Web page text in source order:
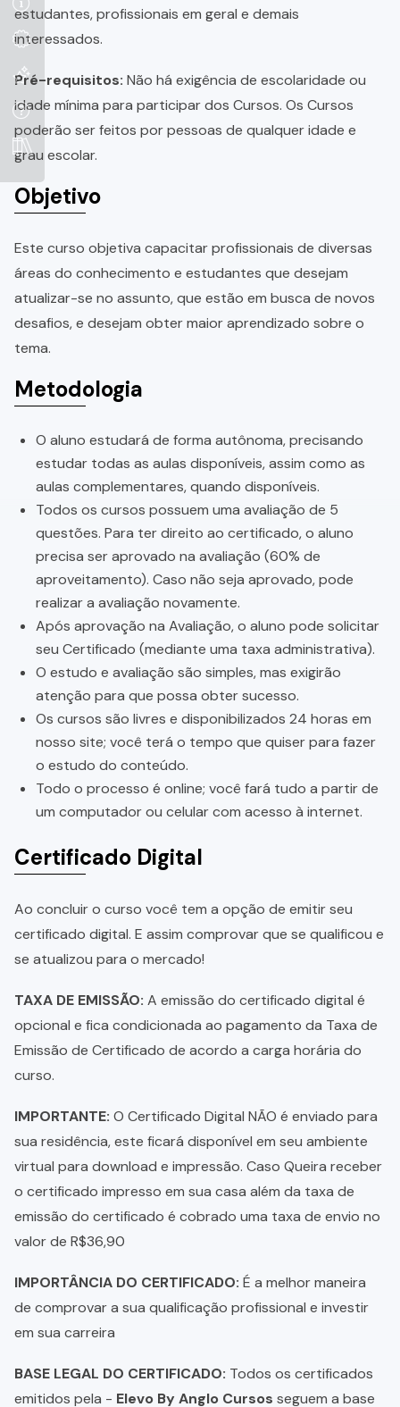
estudantes, profissionais em geral e demais
interessados.
Pré-requisitos: Não há exigência de escolaridade ou
idade mínima para participar dos Cursos. Os Cursos
poderão ser feitos por pessoas de qualquer idade e
grau escolar.
Objetivo
Este curso objetiva capacitar profissionais de diversas
áreas do conhecimento e estudantes que desejam
atualizar-se no assunto, que estão em busca de novos
desafios, e desejam obter maior aprendizado sobre o
tema.
Metodologia
O aluno estudará de forma autônoma, precisando
estudar todas as aulas disponíveis, assim como as
aulas complementares, quando disponíveis.
Todos os cursos possuem uma avaliação de 5
questões. Para ter direito ao certificado, o aluno
precisa ser aprovado na avaliação (60% de
aproveitamento). Caso não seja aprovado, pode
realizar a avaliação novamente.
Após aprovação na Avaliação, o aluno pode solicitar
seu Certificado (mediante uma taxa administrativa).
O estudo e avaliação são simples, mas exigirão
atenção para que possa obter sucesso.
Os cursos são livres e disponibilizados 24 horas em
nosso site; você terá o tempo que quiser para fazer
o estudo do conteúdo.
Todo o processo é online; você fará tudo a partir de
um computador ou celular com acesso à internet.
Certificado Digital
Ao concluir o curso você tem a opção de emitir seu
certificado digital. E assim comprovar que se qualificou e
se atualizou para o mercado!
TAXA DE EMISSÃO: A emissão do certificado digital é
opcional e fica condicionada ao pagamento da Taxa de
Emissão de Certificado de acordo a carga horária do
curso.
IMPORTANTE: O Certificado Digital NÃO é enviado para
sua residência, este ficará disponível em seu ambiente
virtual para download e impressão. Caso Queira receber
o certificado impresso em sua casa além da taxa de
emissão do certificado é cobrado uma taxa de envio no
valor de R$36,90
IMPORTÂNCIA DO CERTIFICADO: É a melhor maneira
de comprovar a sua qualificação profissional e investir
em sua carreira
BASE LEGAL DO CERTIFICADO: Todos os certificados
emitidos pela - Elevo By Anglo Cursos seguem a base